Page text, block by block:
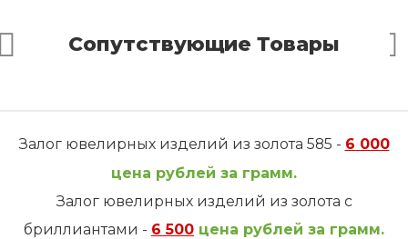
Сопутствующие Товары
Залог ювелирных изделий из золота 585 - 6 000
цена рублей за грамм.
Залог ювелирных изделий из золота с
бриллиантами - 6 500 цена рублей за грамм.